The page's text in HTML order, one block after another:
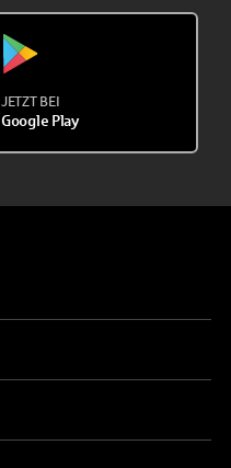
JETZT BEI
Google Play